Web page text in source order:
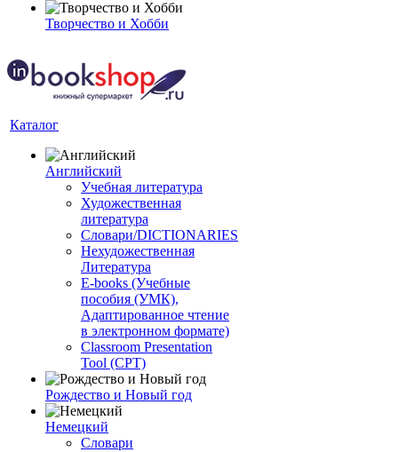
Творчество и Хобби
Каталог
Английский
Учебная литература
Художественная
литература
Словари/DICTIONARIES
Нехудожественная
Литература
E-books (Учебные
пособия (УМК),
Адаптированное чтение
в электронном формате)
Classroom Presentation
Tool (CPT)
Рождество и Новый год
Немецкий
Словари